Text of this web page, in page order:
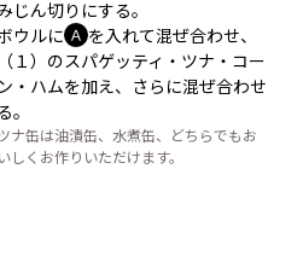
じん切りにする。
ウルに Ａ を入れて混ぜ合わせ、
（１）のスパゲッティ・ツナ・コー
ン・ハムを加え、さらに混ぜ合わせ
。
ナ缶は油漬缶、水煮缶、どちらでもお
いしくお作りいただけます。